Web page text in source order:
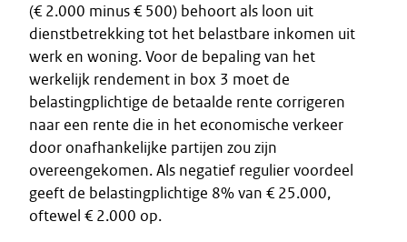
(€ 2.000 minus € 500) behoort als loon uit
dienstbetrekking tot het belastbare inkomen uit
werk en woning. Voor de bepaling van het
werkelijk rendement in box 3 moet de
belastingplichtige de betaalde rente corrigeren
naar een rente die in het economische verkeer
door onafhankelijke partijen zou zijn
overeengekomen. Als negatief regulier voordeel
geeft de belastingplichtige 8% van € 25.000,
oftewel € 2.000 op.